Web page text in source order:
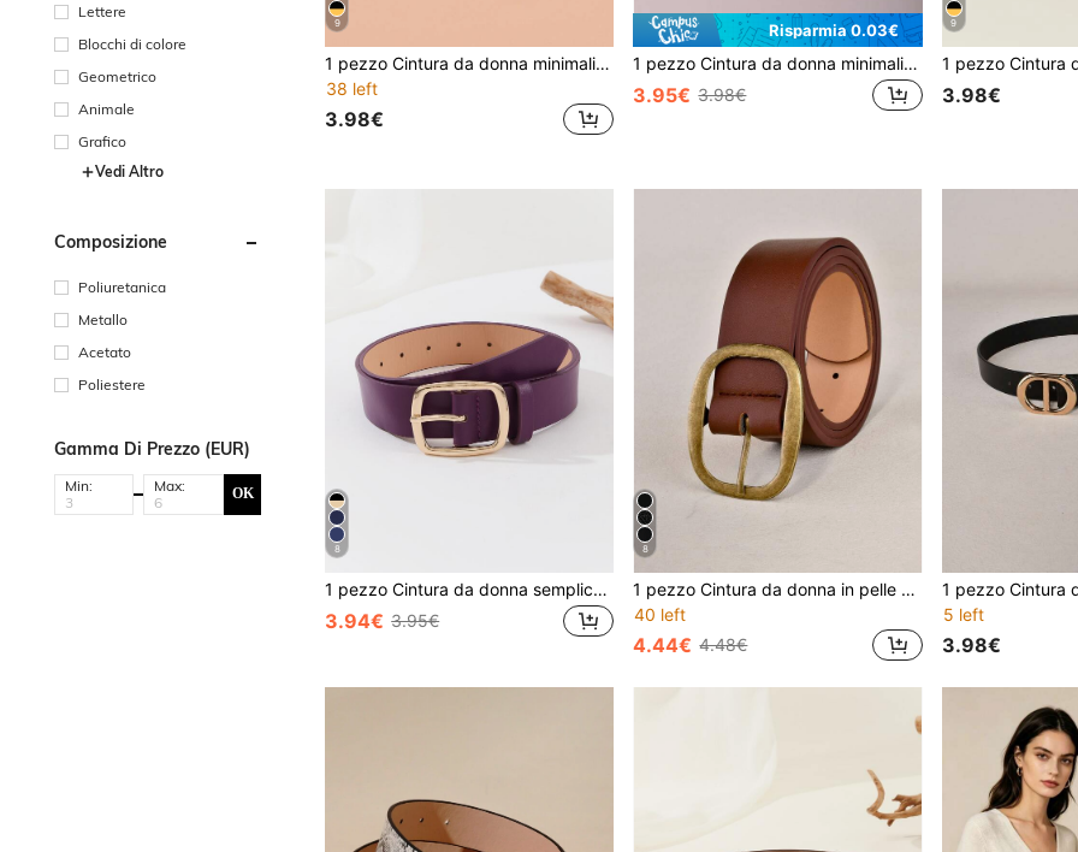
Lettere
Blocchi di colore
Geometrico
Animale
Grafico
Vedi Altro
Composizione
Poliuretanica
Metallo
Acetato
Poliestere
Gamma Di Prezzo (EUR)
Min: Max: OK
9
1 pezzo Cintura da donna minimalista e versatile
38 left
3.98€
Risparmia 0.03€
1 pezzo Cintura da donna minimalista e versatile
3.95€ 3.98€
9
3.98€
8
1 pezzo Cintura da donna semplice e alla moda, adatta per ogni occasione, per estate, scuola, autunno, Ognissanti
3.94€ 3.95€
8
1 pezzo Cintura da donna in pelle PU versatile e minimalista alla moda
40 left
4.44€ 4.48€
5 left
3.98€